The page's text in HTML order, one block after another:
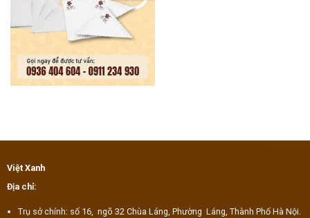
Việt Xanh
Địa chỉ:
Trụ sở chính: số 16, ngõ 32 Chùa Láng, Phường Láng, Thành Phố Hà Nội.